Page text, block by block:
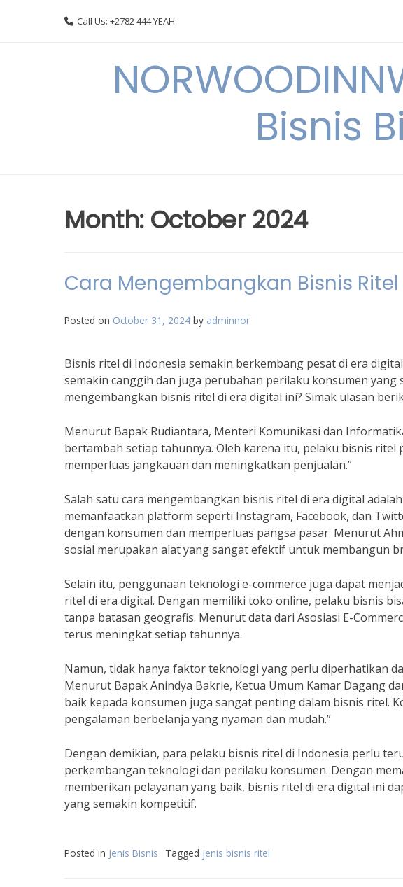
Call Us: +2782 444 YEAH
Bisnis
Month: October 2024
Cara Mengembangkan Bisnis
Posted on October 31, 2024 by adminnor
Bisnis ritel di Indonesia semakin berkembang pesat di era
semakin canggih dan juga perubahan perilaku konsumen yang
mengembangkan bisnis ritel di era digital ini? Simak ulasan
Menurut Bapak Rudiantara, Menteri Komunikasi dan
bertambah setiap tahunnya. Oleh karena itu, pelaku bisnis
memperluas jangkauan dan meningkatkan penjualan.”
Salah satu cara mengembangkan bisnis ritel di era digital
memanfaatkan platform seperti Instagram, Facebook, dan
dengan konsumen dan memperluas pangsa pasar. Menurut
sosial merupakan alat yang sangat efektif untuk membangun
Selain itu, penggunaan teknologi e-commerce juga dapat
ritel di era digital. Dengan memiliki toko online, pelaku bisnis
tanpa batasan geografis. Menurut data dari Asosiasi E-
terus meningkat setiap tahunnya.
Namun, tidak hanya faktor teknologi yang perlu diperhatikan
Menurut Bapak Anindya Bakrie, Ketua Umum Kamar Dagang
baik kepada konsumen juga sangat penting dalam bisnis ritel.
pengalaman berbelanja yang nyaman dan mudah.”
Dengan demikian, para pelaku bisnis ritel di Indonesia perlu
perkembangan teknologi dan perilaku konsumen. Dengan
memberikan pelayanan yang baik, bisnis ritel di era digital ini
yang semakin kompetitif.
Posted in Jenis Bisnis Tagged jenis bisnis ritel